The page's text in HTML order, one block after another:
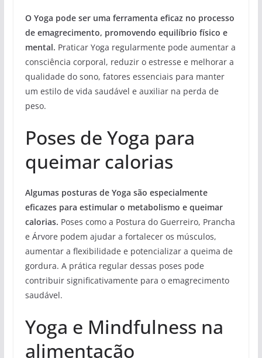
O Yoga pode ser uma ferramenta eficaz no processo
de emagrecimento, promovendo equilíbrio físico e
mental. Praticar Yoga regularmente pode aumentar a
consciência corporal, reduzir o estresse e melhorar a
qualidade do sono, fatores essenciais para manter
um estilo de vida saudável e auxiliar na perda de
peso.
Poses de Yoga para
queimar calorias
Algumas posturas de Yoga são especialmente
eficazes para estimular o metabolismo e queimar
calorias. Poses como a Postura do Guerreiro, Prancha
e Árvore podem ajudar a fortalecer os músculos,
aumentar a flexibilidade e potencializar a queima de
gordura. A prática regular dessas poses pode
contribuir significativamente para o emagrecimento
saudável.
Yoga e Mindfulness na
alimentação